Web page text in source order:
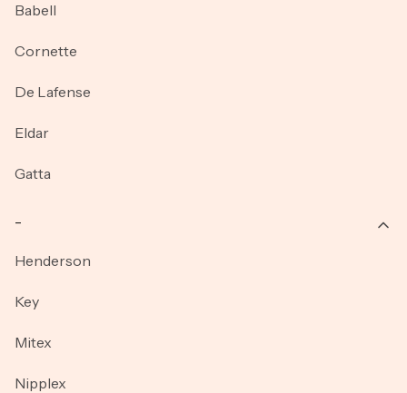
Babell
Cornette
De Lafense
Eldar
Gatta
Henderson
Key
Mitex
Nipplex